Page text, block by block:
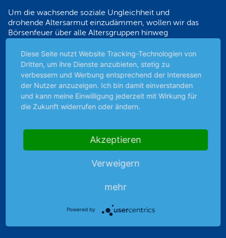
Um die wachsende soziale Ungleichheit und
drohende Altersarmut einzudämmen, wollen wir das
Börsenfeuer über alle Altersgruppen hinweg
Anlagestrategien für ihre Zukunft zu entwickeln —
seit über 50 Jahren verschaffen wir Kleinanlegern mit
unabhängigem Börsenjournalismus den
Wissensvorsprung, der sie verantwortungsvoll auf
Erfolgskurs bringt.
Premiumpartner
Diese Seite nutzt Website Tracking-Technologien von
Dritten, um ihre Dienste anzubieten, stetig zu
verbessern und Werbung entsprechend der Interessen
der Nutzer anzuzeigen. Ich bin damit einverstanden
und kann meine Einwilligung jederzeit mit Wirkung für
die Zukunft widerrufen oder ändern.
Akzeptieren
Verweigern
mehr
Powered by